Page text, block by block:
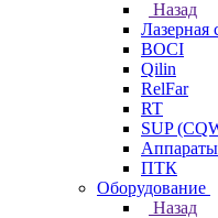
Назад
Лазерная
BOCI
Qilin
RelFar
RT
SUP
Аппараты
ПТК
Оборудование
Назад